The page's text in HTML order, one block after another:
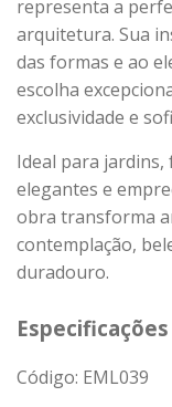
representa a
arquitetura. Sua
das formas e ao
escolha
exclusividade e
Ideal para
elegantes e
obra transforma
contemplação,
duradouro.
Especificações
Código: EML039